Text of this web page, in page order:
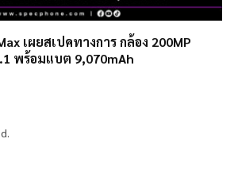
เผยสเปคทางการ กล้อง 200MP
พร้อมแบต 9,070mAh